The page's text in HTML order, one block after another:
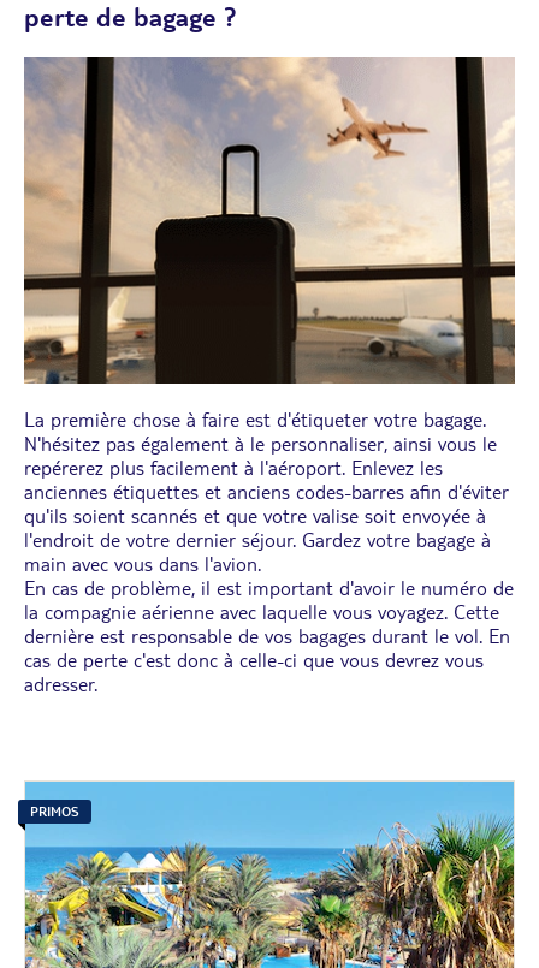
perte de bagage ?
La première chose à faire est d'étiqueter votre bagage.
N'hésitez pas également à le personnaliser, ainsi vous le
repérerez plus facilement à l'aéroport. Enlevez les
anciennes étiquettes et anciens codes-barres afin d'éviter
qu'ils soient scannés et que votre valise soit envoyée à
l'endroit de votre dernier séjour. Gardez votre bagage à
main avec vous dans l'avion.
En cas de problème, il est important d'avoir le numéro de
la compagnie aérienne avec laquelle vous voyagez. Cette
dernière est responsable de vos bagages durant le vol. En
cas de perte c'est donc à celle-ci que vous devrez vous
adresser.
PRIMOS